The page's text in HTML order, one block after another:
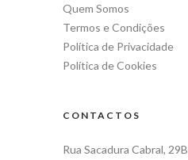
Quem Somos
Termos e Condições
Política de Privacidade
Política de Cookies
CONTACTOS
Rua Sacadura Cabral, 29B